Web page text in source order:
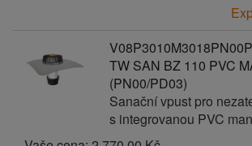
TW SAN BZ 110 PVC
(PN00/PD03)
Sanační vpust pro
s integrovanou PVC